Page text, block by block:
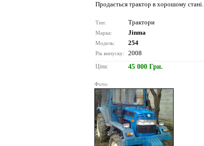
Продається трактор в хорошому стані.
Тип: Трактори
Марка: Jinma
Модель: 254
Рік випуску: 2008
Ціна: 45 000 Грн.
Фото: